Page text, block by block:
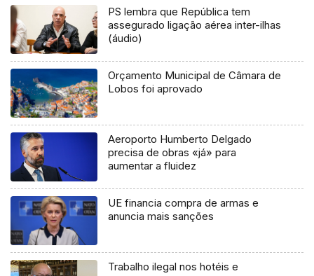
PS lembra que República tem
assegurado ligação aérea inter-ilhas
(áudio)
Orçamento Municipal de Câmara de
Lobos foi aprovado
Aeroporto Humberto Delgado
precisa de obras «já» para
aumentar a fluidez
UE financia compra de armas e
anuncia mais sanções
Trabalho ilegal nos hotéis e